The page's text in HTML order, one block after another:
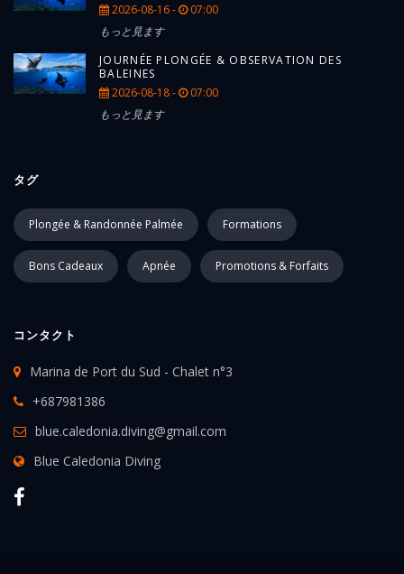
2026-08-16 -
07:00
もっと見ます
JOURNÉE PLONGÉE & OBSERVATION DES
BALEINES
2026-08-18 -
07:00
もっと見ます
タグ
Plongée & Randonnée Palmée Formations
Bons Cadeaux Apnée Promotions & Forfaits
コンタクト
Marina de Port du Sud - Chalet n°3
+687981386
blue.caledonia.diving@gmail.com
Blue Caledonia Diving